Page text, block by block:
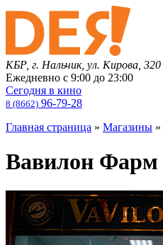
КБР, г. Нальчик, ул. Кирова, 320
Ежедневно с 9:00 до 23:00
Сегодня в кино
8 (8662) 96-79-28
Главная страница » Магазины »
Вавилон Фарм